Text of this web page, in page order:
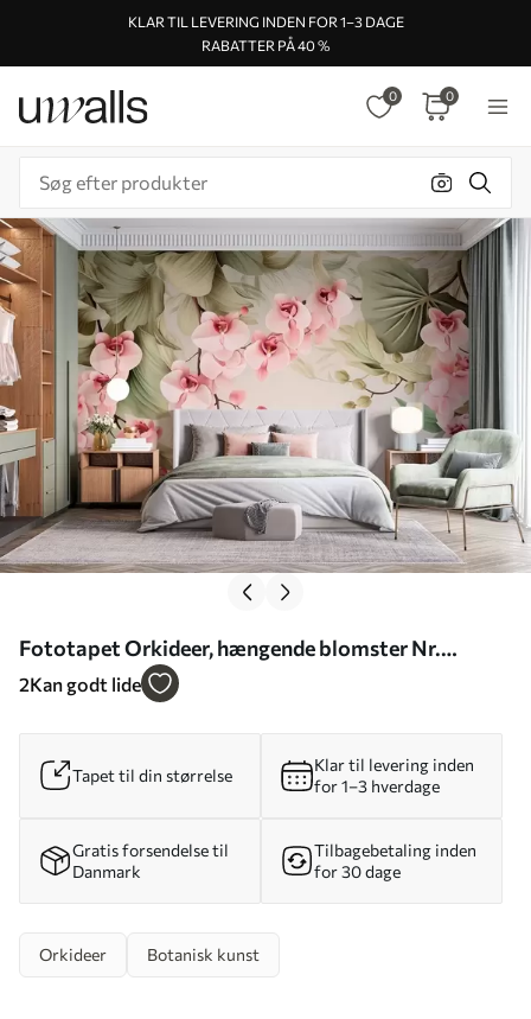
KLAR TIL LEVERING INDEN FOR 1–3 DAGE
RABATTER PÅ 40 %
0 0
Fototapet Orkideer, hængende blomster Nr.
w05619
2Kan godt lide
Tapet til din størrelse
Klar til levering inden
for 1–3 hverdage
Gratis forsendelse til
Danmark
Tilbagebetaling inden
for 30 dage
Orkideer Botanisk kunst